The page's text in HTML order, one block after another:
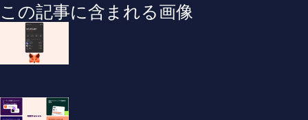
この記事に含まれる画像